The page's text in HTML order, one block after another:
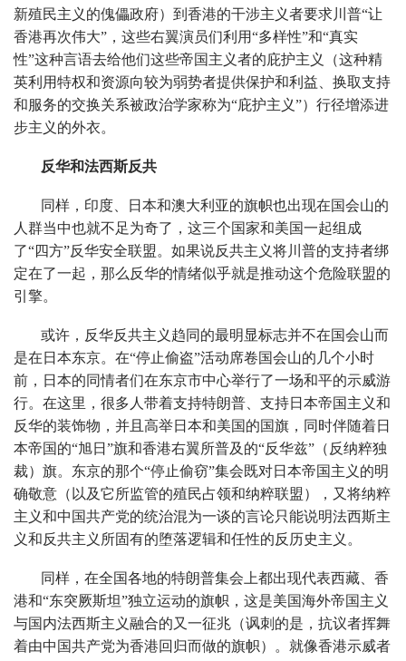
新殖民主义的傀儡政府）到香港的干涉主义者要求川普“让
香港再次伟大”，这些右翼演员们利用“多样性”和“真实
性”这种言语去给他们这些帝国主义者的庇护主义（这种精
英利用特权和资源向较为弱势者提供保护和利益、换取支持
和服务的交换关系被政治学家称为“庇护主义”）行径增添进
步主义的外衣。
反华和法西斯反共
同样，印度、日本和澳大利亚的旗帜也出现在国会山的
人群当中也就不足为奇了，这三个国家和美国一起组成
了“四方”反华安全联盟。如果说反共主义将川普的支持者绑
定在了一起，那么反华的情绪似乎就是推动这个危险联盟的
引擎。
或许，反华反共主义趋同的最明显标志并不在国会山而
是在日本东京。在“停止偷盗”活动席卷国会山的几个小时
前，日本的同情者们在东京市中心举行了一场和平的示威游
行。在这里，很多人带着支持特朗普、支持日本帝国主义和
反华的装饰物，并且高举日本和美国的国旗，同时伴随着日
本帝国的“旭日”旗和香港右翼所普及的“反华兹”（反纳粹独
裁）旗。东京的那个“停止偷窃”集会既对日本帝国主义的明
确敬意（以及它所监管的殖民占领和纳粹联盟），又将纳粹
主义和中国共产党的统治混为一谈的言论只能说明法西斯主
义和反共主义所固有的堕落逻辑和任性的反历史主义。
同样，在全国各地的特朗普集会上都出现代表西藏、香
港和“东突厥斯坦”独立运动的旗帜，这是美国海外帝国主义
与国内法西斯主义融合的又一征兆（讽刺的是，抗议者挥舞
着由中国共产党为香港回归而做的旗帜）。就像香港示威者